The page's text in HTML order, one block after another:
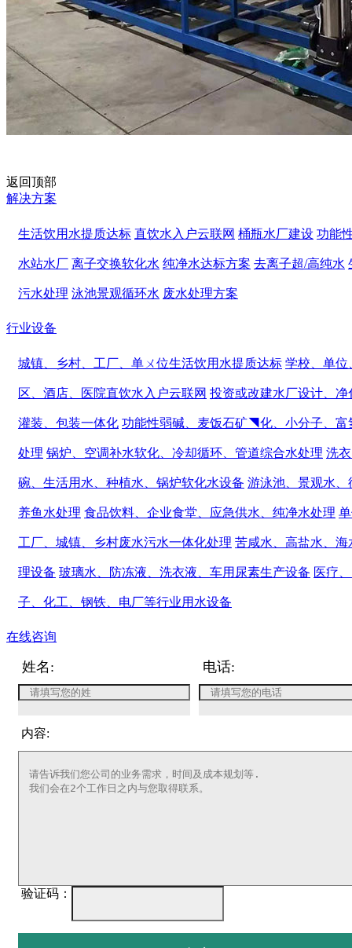
返回顶部
解决方案
生活饮用水提质达标 直饮水入户云联网 桶瓶水厂建设 功能
水站水厂 离子交换软化水 纯净水达标方案 去离子超/高纯水
污水处理 泳池景观循环水 废水处理方案
行业设备
城镇、乡村、工厂、单ㄨ位生活饮用水提质达标 学校、单位
区、酒店、医院直饮水入户云联网 投资或改建水厂设计、净
灌装、包装一体化 功能性弱碱、麦饭石矿◥化、小分子、富
处理 锅炉、空调补水软化、冷却循环、管道综合水处理 洗
碗、生活用水、种植水、锅炉软化水设备 游泳池、景观水、
养鱼水处理 食品饮料、企业食堂、应急供水、纯净水处理
工厂、城镇、乡村废水污水一体化处理 苦咸水、高盐水、海
理设备 玻璃水、防冻液、洗衣液、车用尿素生产设备 医疗
子、化工、钢铁、电厂等行业用水设备
在线咨询
姓名: 电话:
内容:
验证码：